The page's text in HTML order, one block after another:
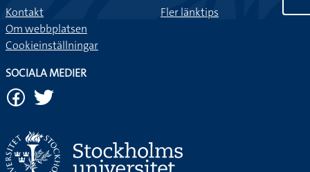
Kontakt
Om webbplatsen
Cookieinställningar
Fler länktips
SOCIALA MEDIER